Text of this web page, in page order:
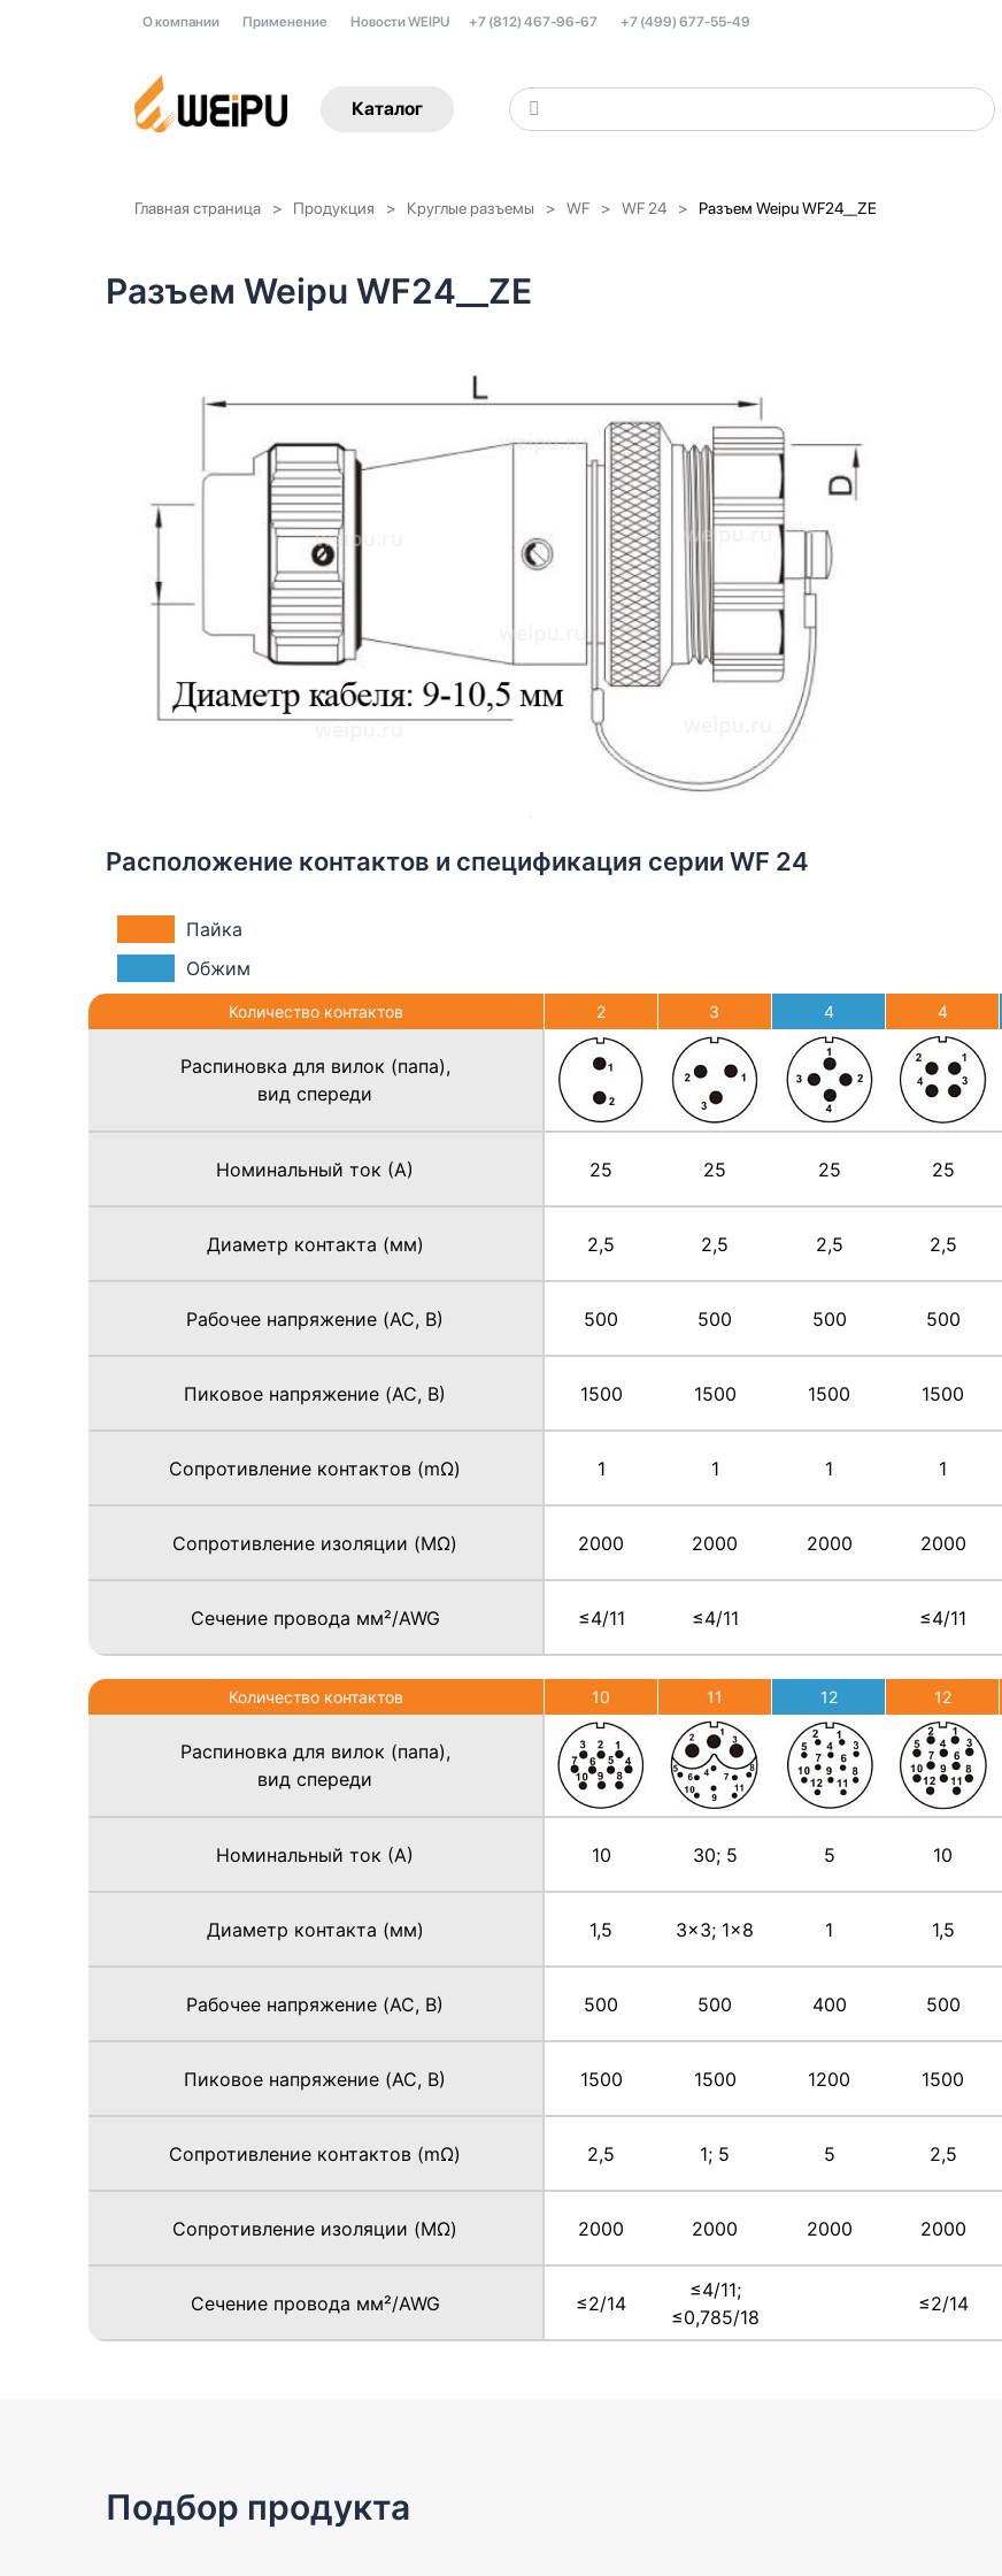
О компании Применение Новости WEIPU +7 (812) 467-96-67 +7 (499) 677-55-49
Каталог
Главная страница Продукция Круглые разъемы WF WF 24 Разъем Weipu WF24__ZE
Разъем Weipu WF24__ZE
Расположение контактов и спецификация серии WF 24
Пайка
Обжим
Количество контактов
Распиновка для вилок (папа),
вид спереди
Номинальный ток (А)
Диаметр контакта (мм)
Рабочее напряжение (AC, В)
Пиковое напряжение (AC, В)
Сопротивление контактов (mΩ)
Сопротивление изоляции (MΩ)
Сечение провода мм²/AWG
2
25
2,5
500
1500
1
2000
≤4/11
3
25
2,5
500
1500
1
2000
≤4/11
4
25
2,5
500
1500
1
2000
4
25
2,5
500
1500
1
2000
≤4/11
Количество контактов
Распиновка для вилок (папа),
вид спереди
Номинальный ток (А)
Диаметр контакта (мм)
Рабочее напряжение (AC, В)
Пиковое напряжение (AC, В)
Сопротивление контактов (mΩ)
Сопротивление изоляции (MΩ)
Сечение провода мм²/AWG
10
10
1,5
500
1500
2,5
2000
≤2/14
11
30; 5
3x3; 1x8
500
1500
1; 5
2000
≤4/11;
≤0,785/18
12
5
1
400
1200
5
2000
12
10
1,5
500
1500
2,5
2000
≤2/14
Подбор продукта